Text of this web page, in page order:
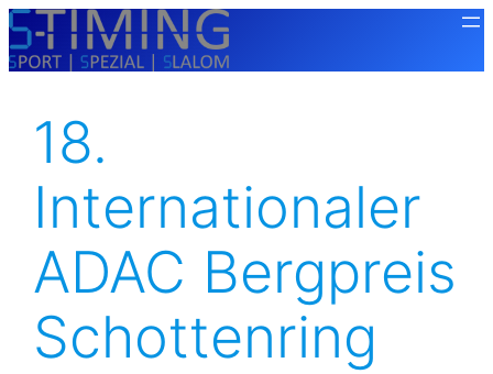
Zum
Inhalt
18.
Internationaler
ADAC Bergpreis
Schottenring